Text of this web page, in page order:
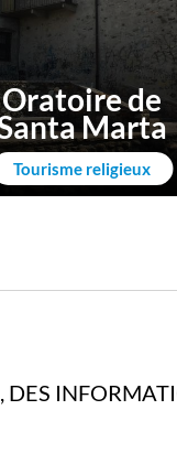
Tourisme religieux
Oratoire de
Marta
DES